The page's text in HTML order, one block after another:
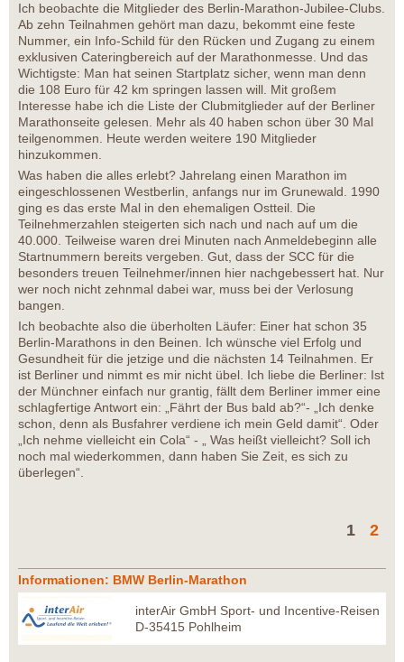
Ich beobachte die Mitglieder des Berlin-Marathon-Jubilee-Clubs.
Ab zehn Teilnahmen gehört man dazu, bekommt eine feste
Nummer, ein Info-Schild für den Rücken und Zugang zu einem
exklusiven Cateringbereich auf der Marathonmesse. Und das
Wichtigste: Man hat seinen Startplatz sicher, wenn man denn
die 108 Euro für 42 km springen lassen will. Mit großem
Interesse habe ich die Liste der Clubmitglieder auf der Berliner
Marathonseite gelesen. Mehr als 40 haben schon über 30 Mal
teilgenommen. Heute werden weitere 190 Mitglieder
hinzukommen.
Was haben die alles erlebt? Jahrelang einen Marathon im
eingeschlossenen Westberlin, anfangs nur im Grunewald. 1990
ging es das erste Mal in den ehemaligen Ostteil. Die
Teilnehmerzahlen steigerten sich nach und nach auf um die
40.000. Teilweise waren drei Minuten nach Anmeldebeginn alle
Startnummern bereits vergeben. Gut, dass der SCC für die
besonders treuen Teilnehmer/innen hier nachgebessert hat. Nur
wer noch nicht zehnmal dabei war, muss bei der Verlosung
bangen.
Ich beobachte also die überholten Läufer: Einer hat schon 35
Berlin-Marathons in den Beinen. Ich wünsche viel Erfolg und
Gesundheit für die jetzige und die nächsten 14 Teilnahmen. Er
ist Berliner und nimmt es mir nicht übel. Ich liebe die Berliner: Ist
der Münchner einfach nur grantig, fällt dem Berliner immer eine
schlagfertige Antwort ein: „Fährt der Bus bald ab?“- „Ich denke
schon, denn als Busfahrer verdiene ich mein Geld damit“. Oder
„Ich nehme vielleicht ein Cola“ - „ Was heißt vielleicht? Soll ich
noch mal wiederkommen, dann haben Sie Zeit, es sich zu
überlegen“.
1 2
Informationen: BMW Berlin-Marathon
interAir GmbH Sport- und Incentive-Reisen
D-35415 Pohlheim